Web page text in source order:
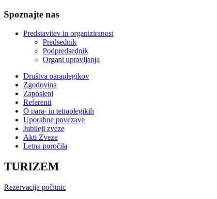
Spoznajte nas
Predstavitev in organiziranost
Predsednik
Podpredsednik
Organi upravljanja
Društva paraplegikov
Zgodovina
Zaposleni
Referenti
O para- in tetraplegikih
Uporabne povezave
Jubileji zveze
Akti Zveze
Letna poročila
TURIZEM
Rezervacija počitnic